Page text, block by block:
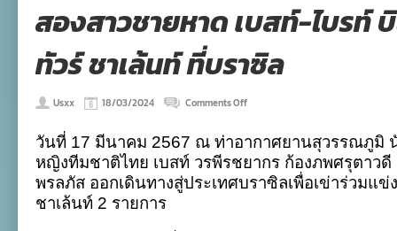
สองสาวชายหาด เบสท์-ไบรท์
ทัวร์ ชาเล้นท์ ที่บราซิล
Usxx 18/03/2024 Comments Offon
ชายหาด
เบส
ท์-
ไบรท์
วันที่ 17 มีนาคม 2567 ณ ท่าอากาศยานสุวรรณภูมิ
หญิงทีมชาติไทย เบสท์ วรพีรชยากร ก้องภพศรุตาวดี
พรลภัส ออกเดินทางสู่ประเทศบราซิลเพื่อเข่าร่วมแ
ชาเล้นท์ 2 รายการ